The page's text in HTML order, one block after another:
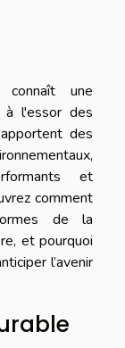
connaît une
à l'essor des
des
et
comment
de la
et pourquoi
l’avenir